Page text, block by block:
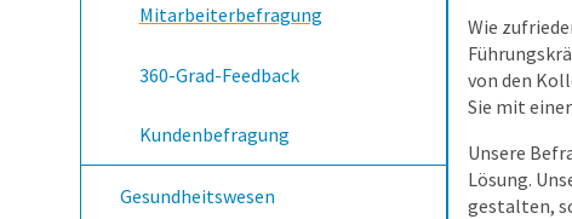
Mitarbeiterbefragung
360-Grad-Feedback
Kundenbefragung
Gesundheitswesen
Wie
von den
Sie mit
Unsere
Lösung.
gestalten,